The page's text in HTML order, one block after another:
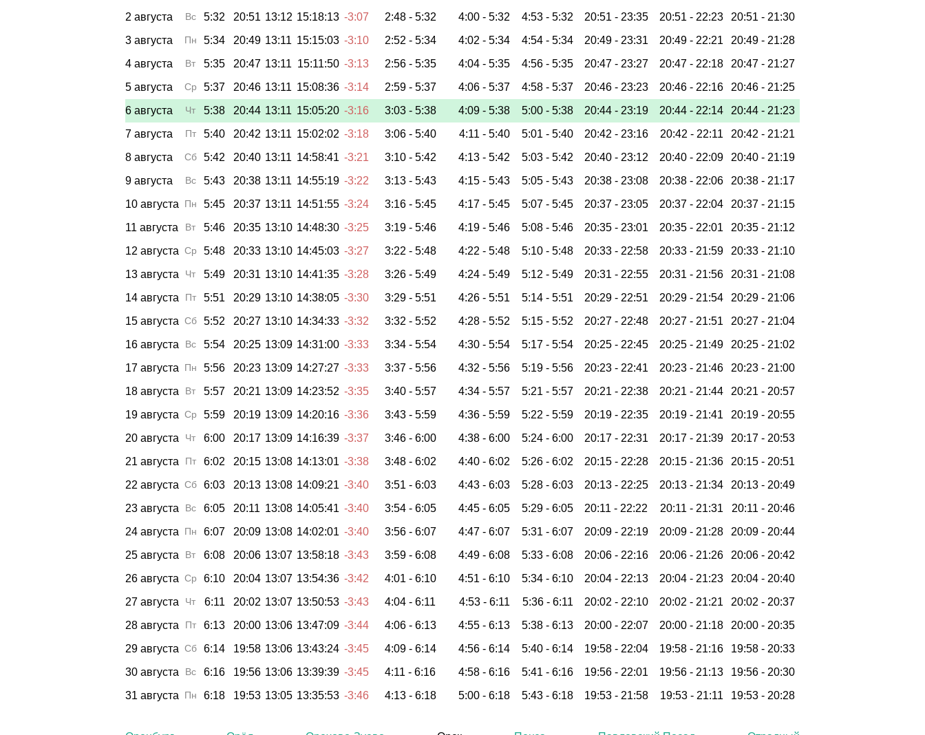
2 августа
Вс 5:32 20:51 13:12 15:18:13 -3:07 2:48 - 5:32 4:00 - 5:32 4:53 - 5:32 20:51 - 23:35 20:51 - 22:23 20:51 - 21:30
3 августа
Пн 5:34 20:49 13:11 15:15:03 -3:10 2:52 - 5:34 4:02 - 5:34 4:54 - 5:34 20:49 - 23:31 20:49 - 22:21 20:49 - 21:28
4 августа
Вт 5:35 20:47 13:11 15:11:50 -3:13 2:56 - 5:35 4:04 - 5:35 4:56 - 5:35 20:47 - 23:27 20:47 - 22:18 20:47 - 21:27
5 августа
Ср 5:37 20:46 13:11 15:08:36 -3:14 2:59 - 5:37 4:06 - 5:37 4:58 - 5:37 20:46 - 23:23 20:46 - 22:16 20:46 - 21:25
6 августа
Чт 5:38 20:44 13:11 15:05:20 -3:16 3:03 - 5:38 4:09 - 5:38 5:00 - 5:38 20:44 - 23:19 20:44 - 22:14 20:44 - 21:23
7 августа
Пт 5:40 20:42 13:11 15:02:02 -3:18 3:06 - 5:40 4:11 - 5:40 5:01 - 5:40 20:42 - 23:16 20:42 - 22:11 20:42 - 21:21
8 августа
Сб 5:42 20:40 13:11 14:58:41 -3:21 3:10 - 5:42 4:13 - 5:42 5:03 - 5:42 20:40 - 23:12 20:40 - 22:09 20:40 - 21:19
9 августа
Вс 5:43 20:38 13:11 14:55:19 -3:22 3:13 - 5:43 4:15 - 5:43 5:05 - 5:43 20:38 - 23:08 20:38 - 22:06 20:38 - 21:17
10 августа
Пн 5:45 20:37 13:11 14:51:55 -3:24 3:16 - 5:45 4:17 - 5:45 5:07 - 5:45 20:37 - 23:05 20:37 - 22:04 20:37 - 21:15
11 августа
Вт 5:46 20:35 13:10 14:48:30 -3:25 3:19 - 5:46 4:19 - 5:46 5:08 - 5:46 20:35 - 23:01 20:35 - 22:01 20:35 - 21:12
12 августа Ср 5:48 20:33 13:10 14:45:03 -3:27 3:22 - 5:48 4:22 - 5:48 5:10 - 5:48 20:33 - 22:58 20:33 - 21:59 20:33 - 21:10
13 августа
Чт 5:49 20:31 13:10 14:41:35 -3:28 3:26 - 5:49 4:24 - 5:49 5:12 - 5:49 20:31 - 22:55 20:31 - 21:56 20:31 - 21:08
14 августа
Пт 5:51 20:29 13:10 14:38:05 -3:30 3:29 - 5:51 4:26 - 5:51 5:14 - 5:51 20:29 - 22:51 20:29 - 21:54 20:29 - 21:06
15 августа Сб 5:52 20:27 13:10 14:34:33 -3:32 3:32 - 5:52 4:28 - 5:52 5:15 - 5:52 20:27 - 22:48 20:27 - 21:51 20:27 - 21:04
16 августа
Вс 5:54 20:25 13:09 14:31:00 -3:33 3:34 - 5:54 4:30 - 5:54 5:17 - 5:54 20:25 - 22:45 20:25 - 21:49 20:25 - 21:02
17 августа
Пн 5:56 20:23 13:09 14:27:27 -3:33 3:37 - 5:56 4:32 - 5:56 5:19 - 5:56 20:23 - 22:41 20:23 - 21:46 20:23 - 21:00
18 августа
Вт 5:57 20:21 13:09 14:23:52 -3:35 3:40 - 5:57 4:34 - 5:57 5:21 - 5:57 20:21 - 22:38 20:21 - 21:44 20:21 - 20:57
19 августа Ср 5:59 20:19 13:09 14:20:16 -3:36 3:43 - 5:59 4:36 - 5:59 5:22 - 5:59 20:19 - 22:35 20:19 - 21:41 20:19 - 20:55
20 августа
Чт 6:00 20:17 13:09 14:16:39 -3:37 3:46 - 6:00 4:38 - 6:00 5:24 - 6:00 20:17 - 22:31 20:17 - 21:39 20:17 - 20:53
21 августа
Пт 6:02 20:15 13:08 14:13:01 -3:38 3:48 - 6:02 4:40 - 6:02 5:26 - 6:02 20:15 - 22:28 20:15 - 21:36 20:15 - 20:51
22 августа Сб 6:03 20:13 13:08 14:09:21 -3:40 3:51 - 6:03 4:43 - 6:03 5:28 - 6:03 20:13 - 22:25 20:13 - 21:34 20:13 - 20:49
23 августа
Вс 6:05 20:11 13:08 14:05:41 -3:40 3:54 - 6:05 4:45 - 6:05 5:29 - 6:05 20:11 - 22:22 20:11 - 21:31 20:11 - 20:46
24 августа
Пн 6:07 20:09 13:08 14:02:01 -3:40 3:56 - 6:07 4:47 - 6:07 5:31 - 6:07 20:09 - 22:19 20:09 - 21:28 20:09 - 20:44
25 августа
Вт 6:08 20:06 13:07 13:58:18 -3:43 3:59 - 6:08 4:49 - 6:08 5:33 - 6:08 20:06 - 22:16 20:06 - 21:26 20:06 - 20:42
26 августа Ср 6:10 20:04 13:07 13:54:36 -3:42 4:01 - 6:10 4:51 - 6:10 5:34 - 6:10 20:04 - 22:13 20:04 - 21:23 20:04 - 20:40
27 августа
Чт 6:11 20:02 13:07 13:50:53 -3:43 4:04 - 6:11 4:53 - 6:11 5:36 - 6:11 20:02 - 22:10 20:02 - 21:21 20:02 - 20:37
28 августа
Пт 6:13 20:00 13:06 13:47:09 -3:44 4:06 - 6:13 4:55 - 6:13 5:38 - 6:13 20:00 - 22:07 20:00 - 21:18 20:00 - 20:35
29 августа Сб 6:14 19:58 13:06 13:43:24 -3:45 4:09 - 6:14 4:56 - 6:14 5:40 - 6:14 19:58 - 22:04 19:58 - 21:16 19:58 - 20:33
30 августа
Вс 6:16 19:56 13:06 13:39:39 -3:45 4:11 - 6:16 4:58 - 6:16 5:41 - 6:16 19:56 - 22:01 19:56 - 21:13 19:56 - 20:30
31 августа
Пн 6:18 19:53 13:05 13:35:53 -3:46 4:13 - 6:18 5:00 - 6:18 5:43 - 6:18 19:53 - 21:58 19:53 - 21:11 19:53 - 20:28